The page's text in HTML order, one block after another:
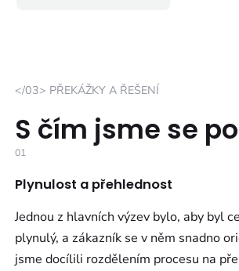
</03> PŘEKÁŽKY A ŘEŠENÍ
S čím jsme se
01
Plynulost a přehlednost
Jednou z hlavních výzev bylo, aby byl
plynulý, a zákazník se v něm snadno
jsme docílili rozdělením procesu na